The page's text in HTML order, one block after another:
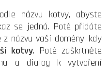
názvu kotvy, abyste
se jedná. Poté přidáte
názvu vaší domény, kdy
kotvy. Poté zaškrtněte
a dialog k vytvoření